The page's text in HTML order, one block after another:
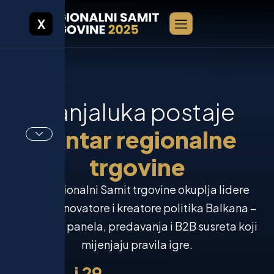
X
anjaluka postaje
ce ntar regionalne
trgovine
Prvi regionalni Samit trgovine okuplja lidere
biznisa, inovatore i kreatore politika Balkana –
dva dana panela, predavanja i B2B susreta koji
mijenjaju pravila igre.